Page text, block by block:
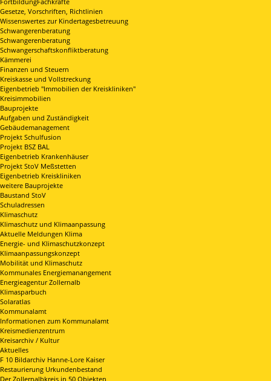
Gesetze, Vorschriften, Richtlinien
Wissenswertes zur Kindertagesbetreuung
Schwangerenberatung
Schwangerenberatung
Schwangerschaftskonfliktberatung
Kämmerei
Finanzen und Steuern
Kreiskasse und Vollstreckung
Eigenbetrieb "Immobilien der Kreiskliniken"
Kreisimmobilien
Bauprojekte
Aufgaben und Zuständigkeit
Gebäudemanagement
Projekt Schulfusion
Projekt BSZ BAL
Eigenbetrieb Krankenhäuser
Projekt StoV Meßstetten
Eigenbetrieb Kreiskliniken
weitere Bauprojekte
Baustand StoV
Schuladressen
Klimaschutz
Klimaschutz und Klimaanpassung
Aktuelle Meldungen Klima
Energie- und Klimaschutzkonzept
Klimaanpassungskonzept
Mobilität und Klimaschutz
Kommunales Energiemanangement
Energieagentur Zollernalb
Klimasparbuch
Solaratlas
Kommunalamt
Informationen zum Kommunalamt
Kreismedienzentrum
Kreisarchiv / Kultur
Aktuelles
F 10 Bildarchiv Hanne-Lore Kaiser
Restaurierung Urkundenbestand
Der Zollernalbkreis in 50 Objekten